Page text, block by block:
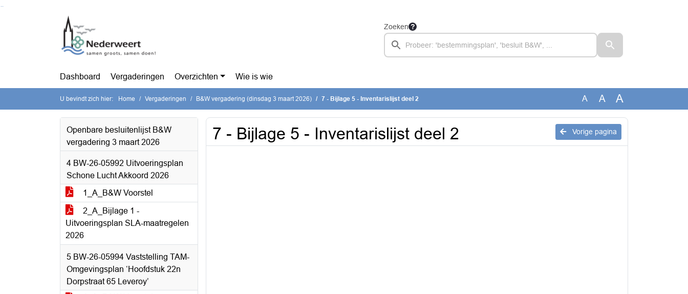
Zoeken
Dashboard Vergaderingen Overzichten Wie is wie
U bevindt zich hier: Home Vergaderingen B&W vergadering (dinsdag 3 maart 2026) 7 - Bijlage 5 - Inventarislijst deel 2 A A A
Openbare besluitenlijst B&W
vergadering 3 maart 2026
4 BW-26-05992 Uitvoeringsplan
Schone Lucht Akkoord 2026
1_A_B&W Voorstel
2_A_Bijlage 1 -
Uitvoeringsplan SLA-maatregelen
2026
5 BW-26-05994 Vaststelling TAM-
Omgevingsplan ‘Hoofdstuk 22n
Dorpstraat 65 Leveroy’
Vorige pagina
7 - Bijlage 5 - Inventarislijst deel 2